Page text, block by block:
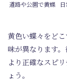
道路や公園で黄蝶
黄色い蝶々をど
味が異なります。
より正確なスピ
ょう。